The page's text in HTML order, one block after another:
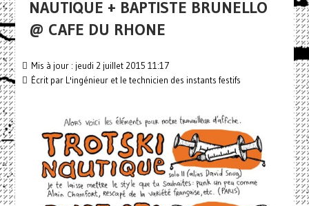
NAUTIQUE + BAPTISTE BRUNELLO
@ CAFE DU RHONE
Mis à jour : jeudi 2 juillet 2015 11:17
Écrit par L'ingénieur et le technicien des instants festifs